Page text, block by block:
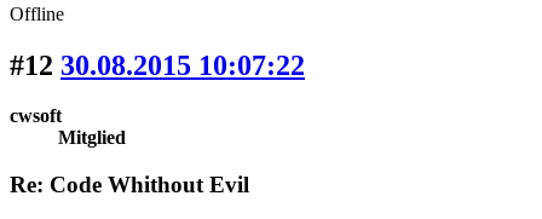
Offline
#12 30.08.2015 10:07:22
cwsoft
Mitglied
Re: Code Whithout Evil